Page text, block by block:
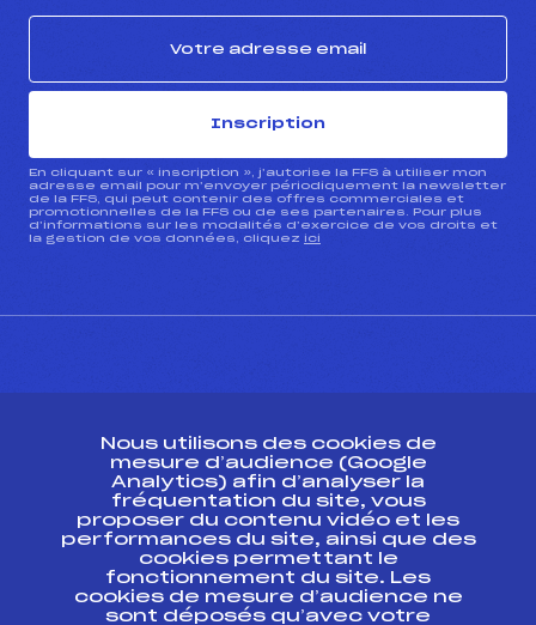
Inscription
En cliquant sur « inscription », j’autorise la FFS à utiliser mon
adresse email pour m’envoyer périodiquement la newsletter
de la FFS, qui peut contenir des offres commerciales et
promotionnelles de la FFS ou de ses partenaires. Pour plus
d’informations sur les modalités d’exercice de vos droits et
la gestion de vos données, cliquez ici
Ressources
Pass’Neige
Projet sportif fédéral
Projet de performance fédéral
Nous utilisons des cookies de
mesure d’audience (Google
Analytics) afin d’analyser la
fréquentation du site, vous
proposer du contenu vidéo et les
performances du site, ainsi que des
cookies permettant le
fonctionnement du site. Les
cookies de mesure d’audience ne
sont déposés qu’avec votre